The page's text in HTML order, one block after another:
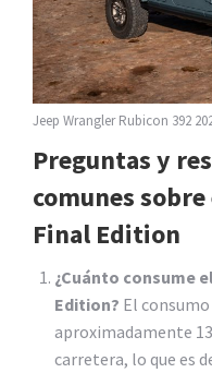
Jeep Wrangler Rubicon 392
Preguntas y
comunes
Final Edition
¿Cuánto consume
Edition? El
aproximadamente
carretera, lo que es